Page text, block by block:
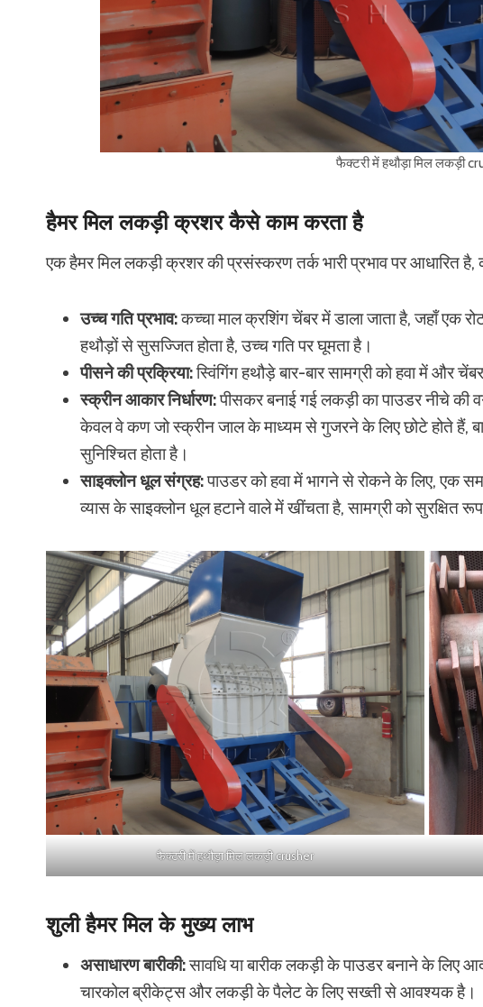
फैक्टरी में हथौड़ा मिल लकड़ी
हैमर मिल लकड़ी क्रशर कैसे काम करता है
एक हैमर मिल लकड़ी क्रशर की प्रसंस्करण तर्क भारी प्रभाव पर आधारित
उच्च गति प्रभाव:कच्चा माल क्रशिंग चेंबर में डाला जाता है, जहाँ एक
हथौड़ों से सुसज्जित होता है, उच्च गति पर घूमता है।
पीसने की प्रक्रिया:स्विंगिंग हथौड़े बार-बार सामग्री को हवा में और
स्क्रीन आकार निर्धारण:पीसकर बनाई गई लकड़ी का पाउडर नीचे की
केवल वे कण जो स्क्रीन जाल के माध्यम से गुजरने के लिए छोटे होते
सुनिश्चित होता है।
साइक्लोन धूल संग्रह:पाउडर को हवा में भागने से रोकने के लिए, एक
व्यास के साइक्लोन धूल हटाने वाले में खींचता है, सामग्री को
फैक्टरी में हथौड़ा मिल लकड़ी crusher
शुली हैमर मिल के मुख्य लाभ
असाधारण बारीकी:सावधि या बारीक लकड़ी के पाउडर बनाने के लिए
चारकोल ब्रीकेट्स और लकड़ी के पैलेट के लिए सख्ती से आवश्यक है।